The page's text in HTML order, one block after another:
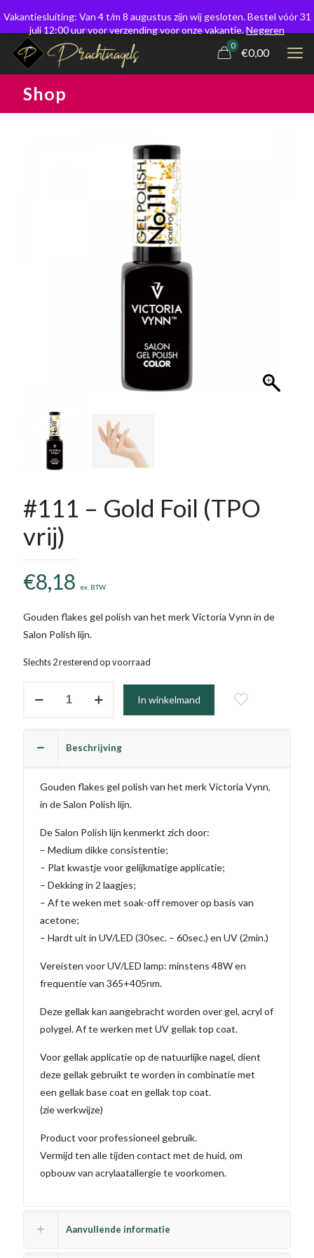
0
€0,00
Shop
#111 – Gold Foil (TPO
vrij)
€8,18 ex. BTW
Gouden flakes gel polish van het merk Victoria Vynn in de
Salon Polish lijn.
Slechts 2 resterend op voorraad
In winkelmand
Beschrijving
Gouden flakes gel polish van het merk Victoria Vynn,
in de Salon Polish lijn.
De Salon Polish lijn kenmerkt zich door:
– Medium dikke consistentie;
– Plat kwastje voor gelijkmatige applicatie;
– Dekking in 2 laagjes;
– Af te weken met soak-off remover op basis van
acetone;
– Hardt uit in UV/LED (30sec. – 60sec.) en UV (2min.)
Vereisten voor UV/LED lamp: minstens 48W en
frequentie van 365+405nm.
Deze gellak kan aangebracht worden over gel, acryl of
polygel. Af te werken met UV gellak top coat.
Voor gellak applicatie op de natuurlijke nagel, dient
deze gellak gebruikt te worden in combinatie met
een gellak base coat en gellak top coat.
(zie werkwijze)
Product voor professioneel gebruik.
Vermijd ten alle tijden contact met de huid, om
opbouw van acrylaatallergie te voorkomen.
Aanvullende informatie
Vakantiesluiting: Van 4 t/m 8 augustus zijn wij gesloten. Bestel vóór 31
juli 12:00 uur voor verzending voor onze vakantie.Negeren